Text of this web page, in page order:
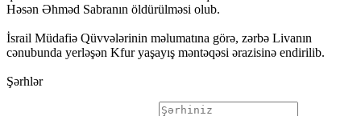
Həsən Əhməd Sabranın öldürülməsi olub.
İsrail Müdafiə Qüvvələrinin məlumatına görə, zərbə Livanın
cənubunda yerləşən Kfur yaşayış məntəqəsi ərazisinə endirilib.
Şərhlər